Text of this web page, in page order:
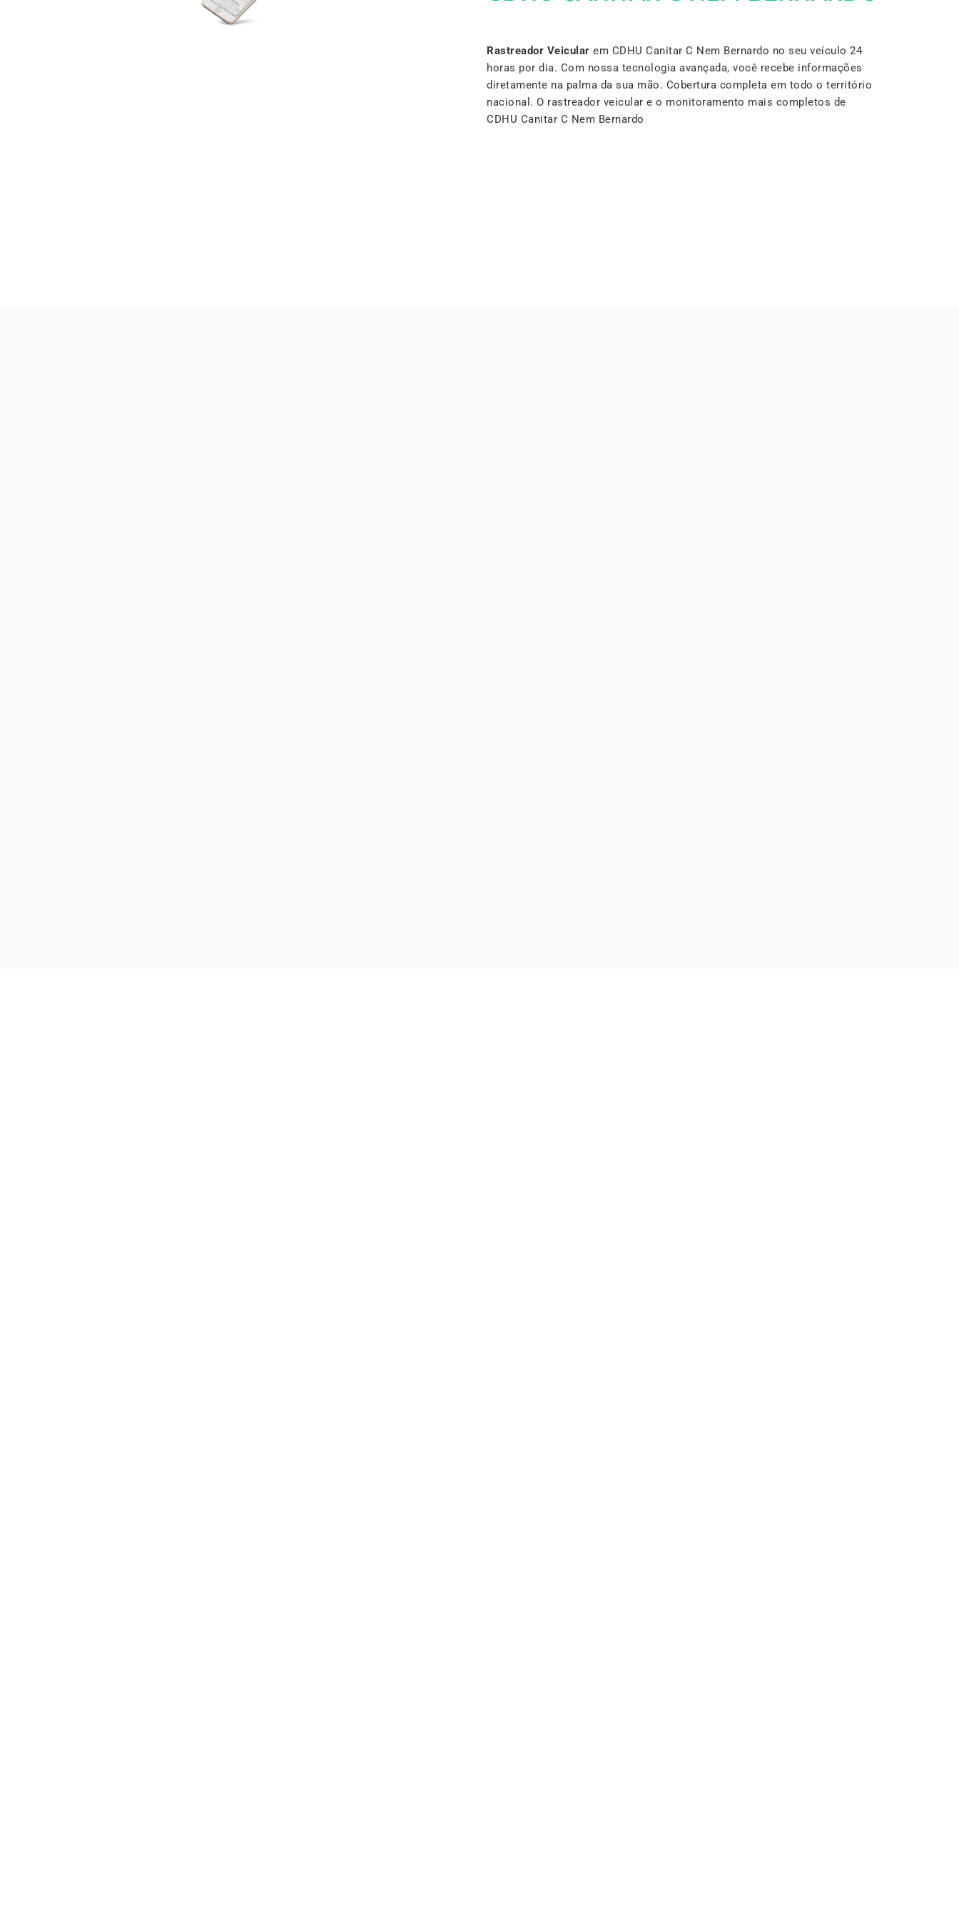
Rastreador Veicular em CDHU Canitar C Nem Bernardo no seu veículo 24
horas por dia. Com nossa tecnologia avançada, você recebe informações
diretamente na palma da sua mão. Cobertura completa em todo o território
nacional. O rastreador veicular e o monitoramento mais completos de
CDHU Canitar C Nem Bernardo